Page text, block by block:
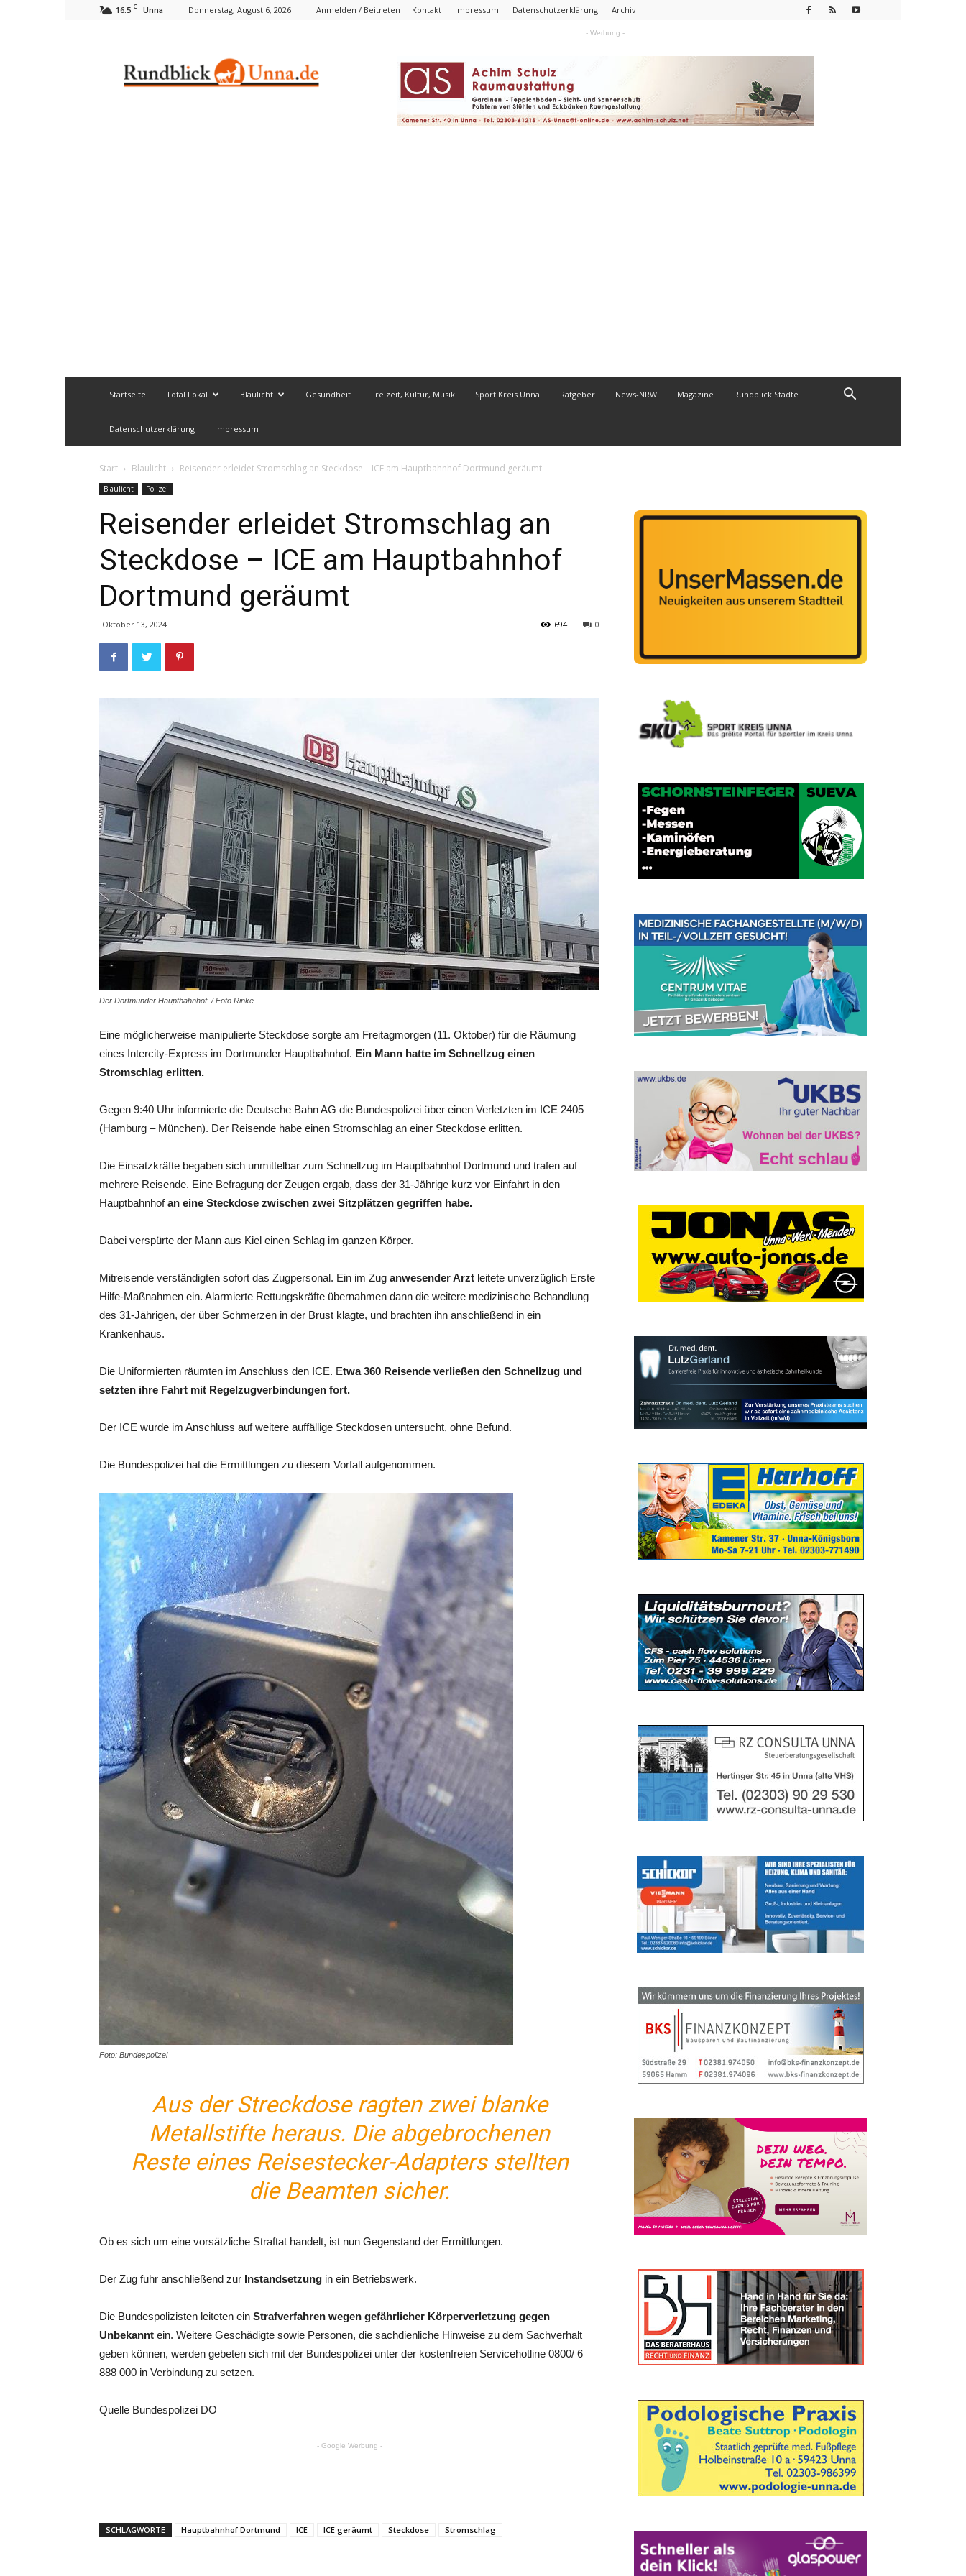
16.5 C Unna Donnerstag, August 6, 2026 Anmelden / Beitreten Kontakt Impressum Datenschutzerklärung Archiv
- Werbung -
Startseite Total Lokal Blaulicht Gesundheit Freizeit, Kultur, Musik Sport Kreis Unna Ratgeber News-NRW Magazine Rundblick Städte
Datenschutzerklärung Impressum
Start Blaulicht Reisender erleidet Stromschlag an Steckdose – ICE am Hauptbahnhof Dortmund geräumt
Blaulicht Polizei
Reisender erleidet Stromschlag an
Steckdose – ICE am Hauptbahnhof
Dortmund geräumt
Oktober 13, 2024 0
694
Der Dortmunder Hauptbahnhof. / Foto Rinke
Eine möglicherweise manipulierte Steckdose sorgte am Freitagmorgen (11. Oktober) für die Räumung
eines Intercity-Express im Dortmunder Hauptbahnhof. Ein Mann hatte im Schnellzug einen
Stromschlag erlitten.
Gegen 9:40 Uhr informierte die Deutsche Bahn AG die Bundespolizei über einen Verletzten im ICE 2405
(Hamburg – München). Der Reisende habe einen Stromschlag an einer Steckdose erlitten.
Die Einsatzkräfte begaben sich unmittelbar zum Schnellzug im Hauptbahnhof Dortmund und trafen auf
mehrere Reisende. Eine Befragung der Zeugen ergab, dass der 31-Jährige kurz vor Einfahrt in den
Hauptbahnhofan eine Steckdose zwischen zwei Sitzplätzen gegriffen habe.
Dabei verspürte der Mann aus Kiel einen Schlag im ganzen Körper.
Mitreisende verständigten sofort das Zugpersonal. Ein im Zug anwesender Arzt leitete unverzüglich Erste
Hilfe-Maßnahmen ein. Alarmierte Rettungskräfte übernahmen dann die weitere medizinische Behandlung
des 31-Jährigen, der über Schmerzen in der Brust klagte, und brachten ihn anschließend in ein
Krankenhaus.
Die Uniformierten räumten im Anschluss den ICE. Etwa 360 Reisende verließen den Schnellzug und
setzten ihre Fahrt mit Regelzugverbindungen fort.
Der ICE wurde im Anschluss auf weitere auffällige Steckdosen untersucht, ohne Befund.
Die Bundespolizei hat die Ermittlungen zu diesem Vorfall aufgenommen.
Foto: Bundespolizei
Aus der Streckdose ragten zwei blanke
Metallstifte heraus. Die abgebrochenen
Reste eines Reisestecker-Adapters stellten
die Beamten sicher.
Ob es sich um eine vorsätzliche Straftat handelt, ist nun Gegenstand der Ermittlungen.
Der Zug fuhr anschließend zur Instandsetzung in ein Betriebswerk.
Die Bundespolizisten leiteten ein Strafverfahren wegen gefährlicher Körperverletzung gegen
Unbekannt ein. Weitere Geschädigte sowie Personen, die sachdienliche Hinweise zu dem Sachverhalt
geben können, werden gebeten sich mit der Bundespolizei unter der kostenfreien Servicehotline 0800/ 6
888 000 in Verbindung zu setzen.
Quelle Bundespolizei DO
- Google Werbung -
SCHLAGWORTE Hauptbahnhof Dortmund ICE ICE geräumt Steckdose Stromschlag